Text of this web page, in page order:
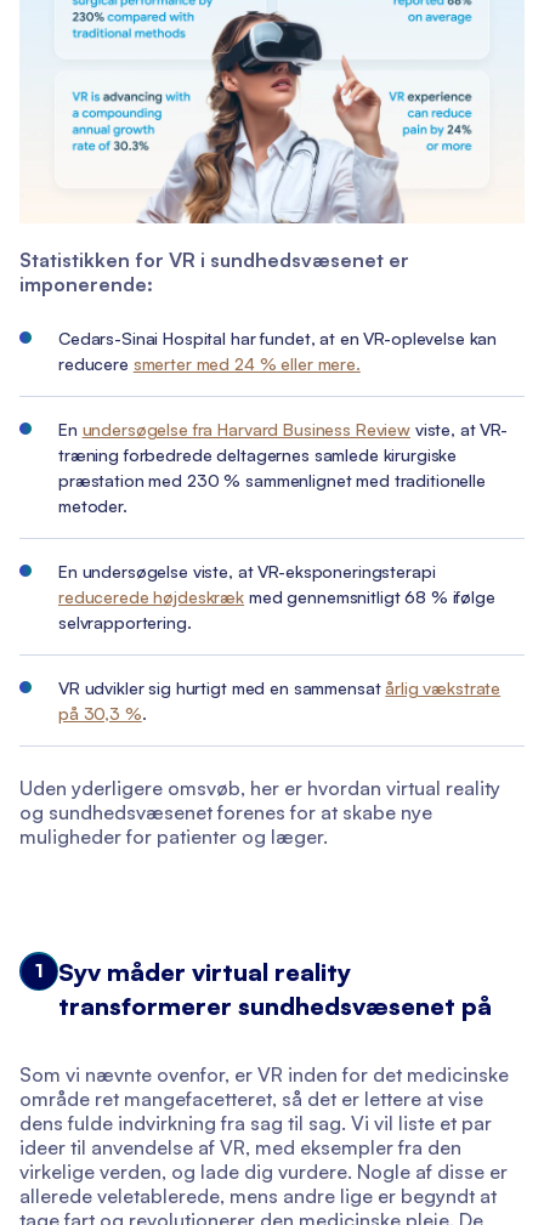
Statistikken for VR i sundhedsvæsenet er
imponerende:
Cedars-Sinai Hospital har fundet, at en VR-oplevelse kan
reducere smerter med 24 % eller mere.
En undersøgelse fra Harvard Business Review viste, at VR-
træning forbedrede deltagernes samlede kirurgiske
præstation med 230 % sammenlignet med traditionelle
metoder.
En undersøgelse viste, at VR-eksponeringsterapi
reducerede højdeskræk med gennemsnitligt 68 % ifølge
selvrapportering.
VR udvikler sig hurtigt med en sammensatårlig vækstrate
på 30,3 %.
Uden yderligere omsvøb, her er hvordan virtual reality
og sundhedsvæsenet forenes for at skabe nye
muligheder for patienter og læger.
1
Syv måder virtual reality
transformerer sundhedsvæsenet på
Som vi nævnte ovenfor, er VR inden for det medicinske
område ret mangefacetteret, så det er lettere at vise
dens fulde indvirkning fra sag til sag. Vi vil liste et par
ideer til anvendelse af VR, med eksempler fra den
virkelige verden, og lade dig vurdere. Nogle af disse er
allerede veletablerede, mens andre lige er begyndt at